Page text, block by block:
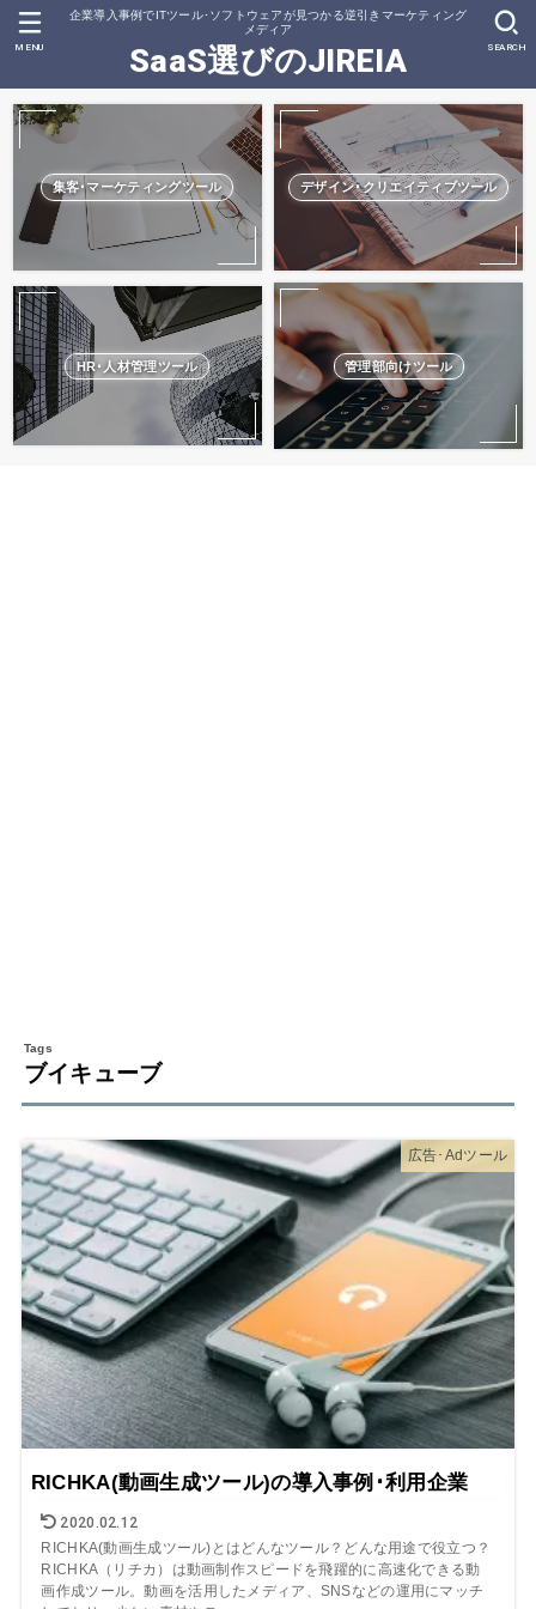
企業導入事例でITツール･ソフトウェアが見つかる逆引きマーケティング
メディア
SaaS選びのJIREIA SEARCH
MENU
集客･マーケティングツール デザイン･クリエイティブツール
HR･人材管理ツール 管理部向けツール
ブイキューブ
広告･Adツール
RICHKA(動画生成ツール)の導入事例･利用企業
2020.02.12
RICHKA(動画生成ツール)とはどんなツール？どんな用途で役立つ？
RICHKA（リチカ）は動画制作スピードを飛躍的に高速化できる動
画作成ツール。動画を活用したメディア、SNSなどの運用にマッチ